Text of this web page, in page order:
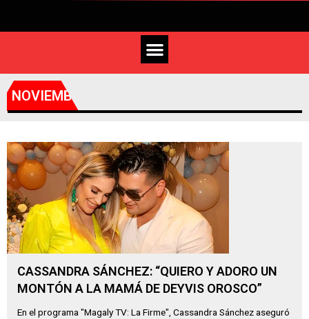
NOVIEMBRE 12, 2021
CASSANDRA SÁNCHEZ: “QUIERO Y ADORO UN
MONTÓN A LA MAMÁ DE DEYVIS OROSCO”
En el programa "Magaly TV: La Firme", Cassandra Sánchez aseguró